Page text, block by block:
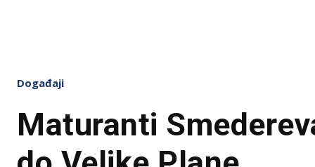
Događaji
Maturanti